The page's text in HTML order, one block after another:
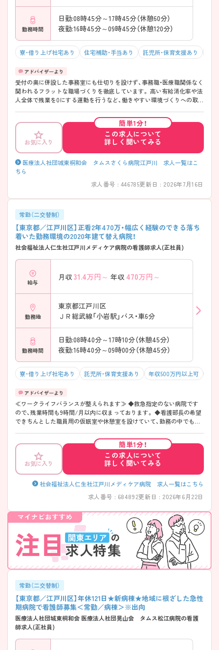
勤務時間
日勤:08時45分～17時45分（休憩60分）
夜勤:16時45分～09時45分（休憩120分）
寮・借り上げ社宅あり 住宅補助・手当あり 託児所・保育支援あり
受付の奥に併設した事務室にも仕切りを設けず、事務職・医療職関係なく
関われるフラットな職場づくりを徹底しています。 高い有給消化率や法
人全体で残業を0にする運動を行うなど、働きやすい環境づくりへの取り
のでお気軽にご相談ください。
お気に入り
簡単1分！
この求人について
詳しく聞いてみる
医療法人社団城東桐和会 タムスさくら病院江戸川 求人一覧はこ
ちら
求人番号 : 446785更新日 : 2026年7月16日
常勤（二交替制）
【東京都／江戸川区】正看2年470万・幅広く経験のできる落ち
着いた勤務環境の2020年建て替え病院！
社会福祉法人仁生社江戸川メディケア病院の看護師求人(正社員)
給与
月収 31.4万円～ 年収 470万円～
勤務地
東京都江戸川区
ＪＲ総武線「小岩駅」バス・車6分
勤務時間
日勤:08時40分～17時10分（休憩45分）
夜勤:16時40分～09時00分（休憩45分）
寮・借り上げ社宅あり 託児所・保育支援あり 年収500万円以上可
≪ワークライフバランスが整えられます≫ ◆救急指定のない病院です
ので、残業時間も9時間/月以内に収まっております。 ◆看護部長の希望
できちんとした職員用の仮眠室や休憩室を設けていて、勤務の中でも
は「8:40～17:10」で実働7時間45分になります。
お気に入り
簡単1分！
この求人について
詳しく聞いてみる
社会福祉法人仁生社江戸川メディケア病院 求人一覧はこちら
求人番号 : 684892更新日 : 2026年6月22日
常勤（二交替制）
【東京都／江戸川区】年休121日★新病棟★地域に根ざした急性
期病院で看護師募集＜常勤／病棟＞※出向
医療法人社団城東桐和会 医療法人社団晃山会 タムス松江病院の看護
師求人(正社員)